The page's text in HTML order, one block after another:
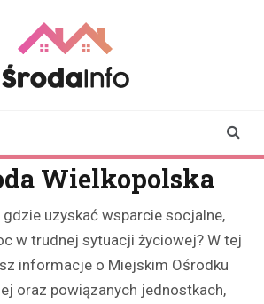
Wielkopolska
uzyskać wsparcie socjalne,
w trudnej sytuacji życiowej? W tej
informacje o Miejskim Ośrodku
oraz powiązanych jednostkach,